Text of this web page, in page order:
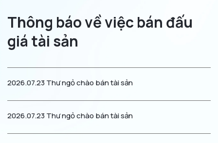
Dịch vụ
Thuê tài chính
Hợp tác với nhà cung cấp
Nhận tiền gửi của tổ chức
Thông báo về việc bán đấu
giá tài sản
2026.07.23Thư ngỏ chào bán tài sản
2026.07.23Thư ngỏ chào bán tài sản